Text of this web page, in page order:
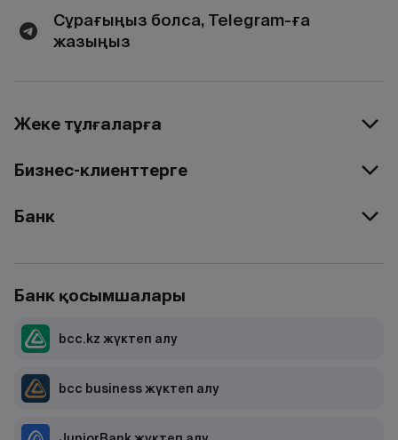
Сұрағыңыз болса, Telegram-ға
жазыңыз
Жеке тұлғаларға
Бизнес-клиенттерге
Банк
Банк қосымшалары
bcc.kz жүктеп алу
bcc business жүктеп алу